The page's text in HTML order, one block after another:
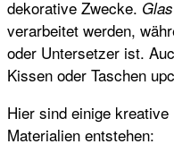
dekorative Zwecke. Glas
verarbeitet werden,
oder Untersetzer ist.
Kissen oder Taschen
Hier sind einige
Materialien entstehen: